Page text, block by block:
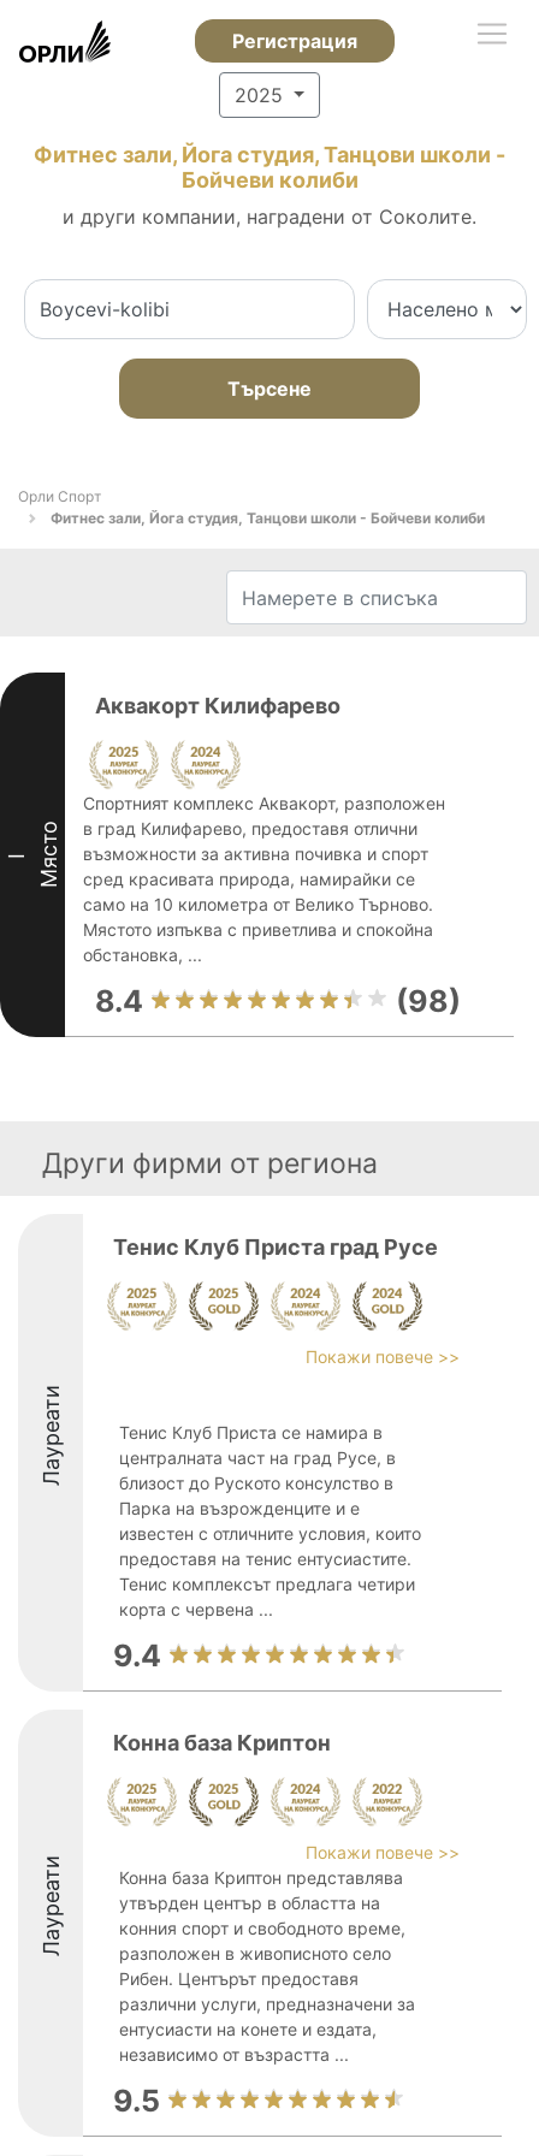
Регистрация
2025
Фитнес зали, Йога студия, Танцови школи -
Бойчеви колиби
и други компании, наградени от Соколите.
Търсене
Орли Спорт
Фитнес зали, Йога студия, Танцови школи - Бойчеви колиби
I Място
Аквакорт Килифарево
Спортният комплекс Аквакорт, разположен
в град Килифарево, предоставя отлични
възможности за активна почивка и спорт
сред красивата природа, намирайки се
само на 10 километра от Велико Търново.
Мястото изпъква с приветлива и спокойна
обстановка, ...
8.4 (98)
Други фирми от региона
Лауреати
Тенис Клуб Приста град Русе
Покажи повече >>
Тенис Клуб Приста се намира в
централната част на град Русе, в
близост до Руското консулство в
Парка на възрожденците и е
известен с отличните условия, които
предоставя на тенис ентусиастите.
Тенис комплексът предлага четири
корта с червена ...
9.4
Лауреати
Конна база Криптон
Покажи повече >>
Конна база Криптон представлява
утвърден център в областта на
конния спорт и свободното време,
разположен в живописното село
Рибен. Центърът предоставя
различни услуги, предназначени за
ентусиасти на конете и ездата,
независимо от възрастта ...
9.5